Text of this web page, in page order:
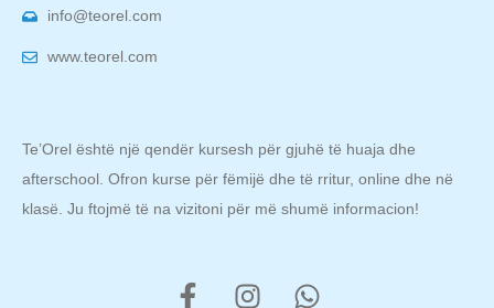
info@teorel.com
www.teorel.com
Te’Orel është një qendër kursesh për gjuhë të huaja dhe
afterschool. Ofron kurse për fëmijë dhe të rritur, online dhe në
klasë. Ju ftojmë të na vizitoni për më shumë informacion!